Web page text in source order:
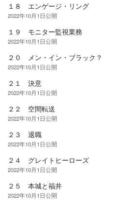
１８ エンゲージ・リング
2022年10月1日公開
１９ モニター監視業務
2022年10月1日公開
２０ メン・イン・ブラック？
2022年10月1日公開
２１ 決意
2022年10月1日公開
２２ 空間転送
2022年10月1日公開
２３ 退職
2022年10月1日公開
２４ グレイトヒーローズ
2022年10月1日公開
２５ 本城と福井
2022年10月1日公開